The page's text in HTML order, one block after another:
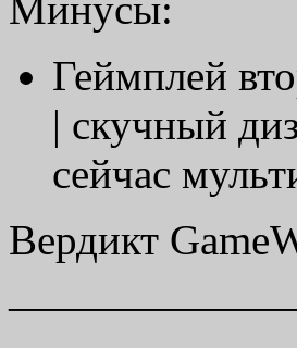
Минусы:
Геймплей
| скучный
сейчас
Вердикт